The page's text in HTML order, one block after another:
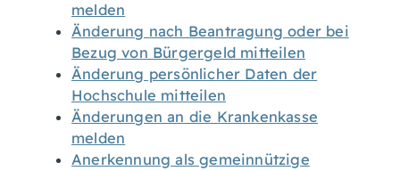
melden
Änderung nach Beantragung oder bei
Bezug von Bürgergeld mitteilen
Änderung persönlicher Daten der
Hochschule mitteilen
Änderungen an die Krankenkasse
melden
Anerkennung als gemeinnützige